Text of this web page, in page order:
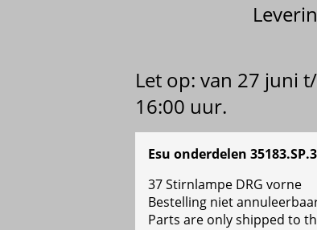
Let op: van 27 juni
16:00 uur.
Esu onderdelen
37 Stirnlampe DRG vorne
Bestelling niet
Parts are only shipped to